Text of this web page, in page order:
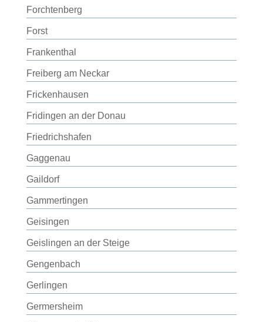
Forchtenberg
Forst
Frankenthal
Freiberg am Neckar
Frickenhausen
Fridingen an der Donau
Friedrichshafen
Gaggenau
Gaildorf
Gammertingen
Geisingen
Geislingen an der Steige
Gengenbach
Gerlingen
Germersheim